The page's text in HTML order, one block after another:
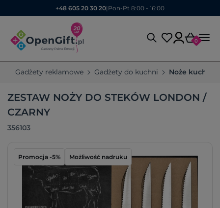
+48 605 20 30 20| Pon-Pt 8:00 - 16:00
0
Gadżety reklamowe Gadżety do kuchni Noże
ZESTAW NOŻY DO STEKÓW LONDON /
CZARNY
356103
Promocja -5% Możliwość nadruku